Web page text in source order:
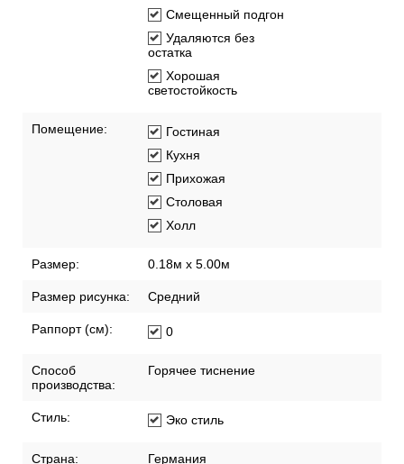
Смещенный подгон
Удаляются без
остатка
Хорошая
светостойкость
Помещение:
Гостиная
Кухня
Прихожая
Столовая
Холл
Размер: 0.18м х 5.00м
Размер рисунка: Средний
Раппорт (см): 0
Способ
производства:
Горячее тиснение
Стиль: Эко стиль
Страна: Германия